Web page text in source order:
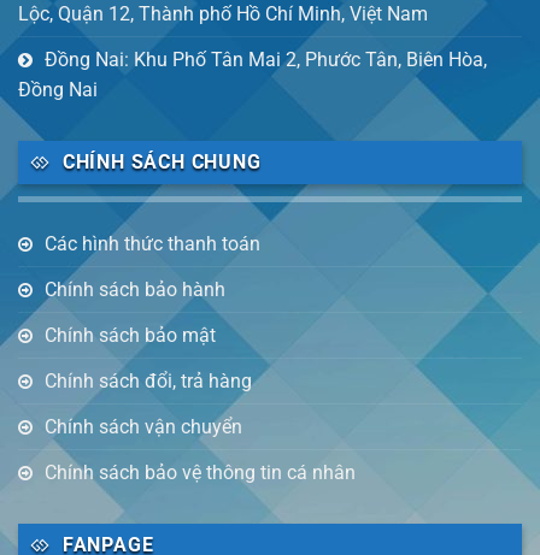
Lộc, Quận 12, Thành phố Hồ Chí Minh, Việt Nam
Đồng Nai: Khu Phố Tân Mai 2, Phước Tân, Biên Hòa,
Đồng Nai
CHÍNH SÁCH CHUNG
Các hình thức thanh toán
Chính sách bảo hành
Chính sách bảo mật
Chính sách đổi, trả hàng
Chính sách vận chuyển
Chính sách bảo vệ thông tin cá nhân
FANPAGE